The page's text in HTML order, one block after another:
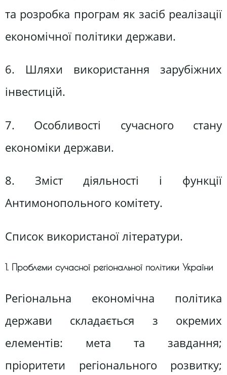
та розробка програм як засіб реалізації
економічної політики держави.
6. Шляхи використання зарубіжних
інвестицій.
7. Особливості сучасного стану
економіки держави.
8. Зміст діяльності і функції
Антимонопольного комітету.
Список використаної літератури.
1. Проблеми сучасної регіональної політики України
Регіональна економічна політика
держави складається з окремих
елементів: мета та завдання;
пріоритети регіонального розвитку;